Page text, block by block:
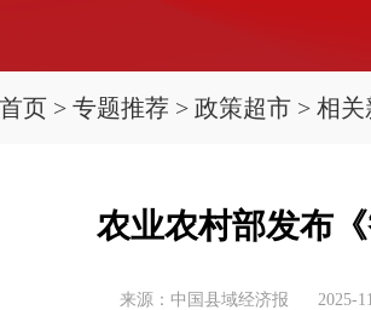
首页 > 专题推荐 > 政策超市 > 相关
农业农村部发布
来源：中国县域经济报 2025-